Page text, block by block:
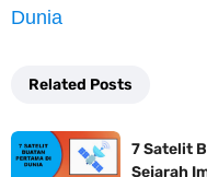
Dunia
Related Posts
7 Satelit
Sejarah